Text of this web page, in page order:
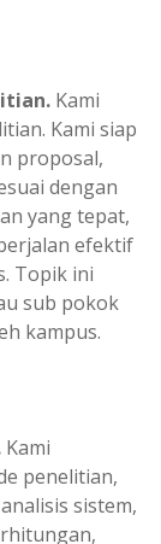
Kami
Kami siap
proposal,
dengan
yang tepat,
efektif
Topik ini
sub pokok
kampus.
Kami
penelitian,
sistem,